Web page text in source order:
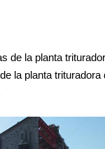
la planta
la planta